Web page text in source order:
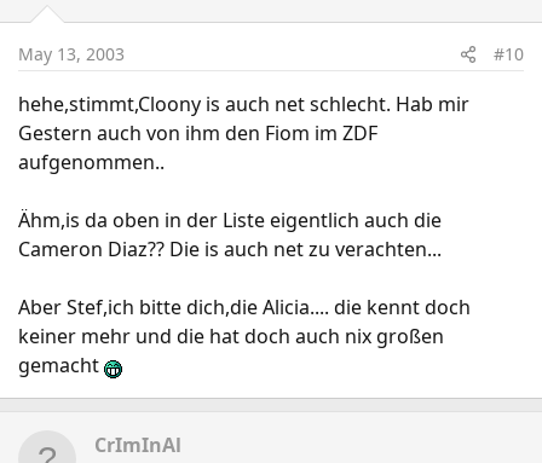
May 13, 2003 #10
hehe,stimmt,Cloony is auch net schlecht. Hab mir
Gestern auch von ihm den Fiom im ZDF
aufgenommen..
Ähm,is da oben in der Liste eigentlich auch die
Cameron Diaz?? Die is auch net zu verachten...
Aber Stef,ich bitte dich,die Alicia.... die kennt doch
keiner mehr und die hat doch auch nix großen
gemacht
CrImInAl